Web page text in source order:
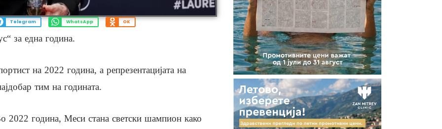
Telegram WhatsApp OK
за една година.
на 2022 година, а репрезентацијата на
тим на годината.
2022 година, Меси стана светски шампион како